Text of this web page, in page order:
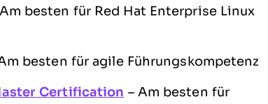
besten für Red Hat Enterprise Linux
besten für agile Führungskompetenz
Certification – Am besten für